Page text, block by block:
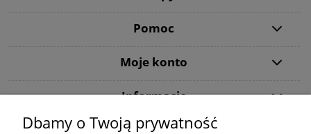
Pomoc
Moje konto
Informacje
Użytkowanie sklepu oznacza zgodę na wykorzystywanie plików cookies.
Dbamy o Twoją prywatność